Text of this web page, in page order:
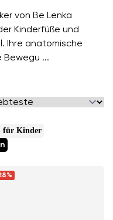
von Be Lenka
Kinderfüße und
Ihre anatomische
Bewegu ...
für Kinder